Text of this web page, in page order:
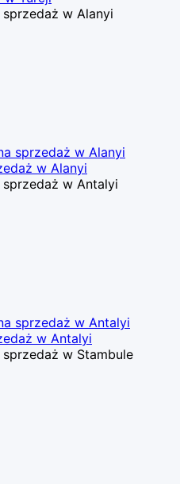
w Alanyi
sprzedaż w Alanyi
w Alanyi
w Antalyi
sprzedaż w Antalyi
w Antalyi
w Stambule